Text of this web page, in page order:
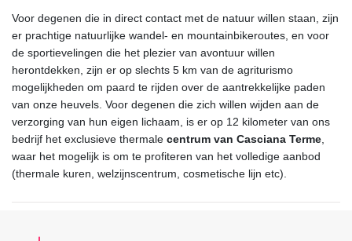
Voor degenen die in direct contact met de natuur willen staan, zijn
er prachtige natuurlijke wandel- en mountainbikeroutes, en voor
de sportievelingen die het plezier van avontuur willen
herontdekken, zijn er op slechts 5 km van de agriturismo
mogelijkheden om paard te rijden over de aantrekkelijke paden
van onze heuvels. Voor degenen die zich willen wijden aan de
verzorging van hun eigen lichaam, is er op 12 kilometer van ons
bedrijf het exclusieve thermale centrum van Casciana Terme,
waar het mogelijk is om te profiteren van het volledige aanbod
(thermale kuren, welzijnscentrum, cosmetische lijn etc).